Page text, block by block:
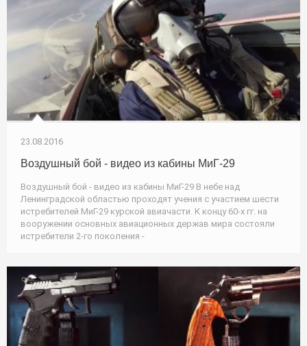
23.08.2016
Воздушный бой - видео из кабины МиГ-29
Воздушный бой - видео из кабины МиГ-29 В небе над
Ленинградской областью проходят учения с участием шести
истребителей МиГ-29 курской авиачасти. К концу 60-х гг. на
вооружении основных авиационных держав мира состояли
истребители 2-го поколения -